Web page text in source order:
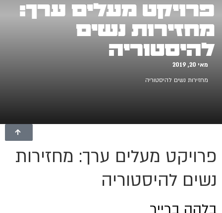
פרויקט מעלים ערך:
מחזירות נשים
להיסטוריה
מאי 20, 2019
מחזירות נשים להיסטוריה
פרויקט מעלים ערך: מחזירות
נשים להיסטוריה